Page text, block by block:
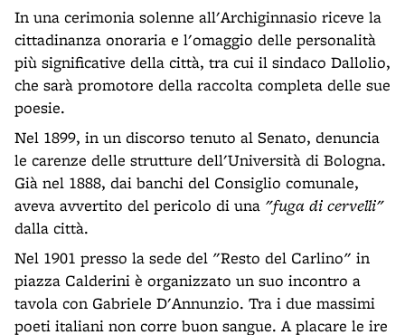
In una cerimonia solenne all'Archiginnasio riceve la
cittadinanza onoraria e l'omaggio delle personalità
più significative della città, tra cui il sindaco Dallolio,
che sarà promotore della raccolta completa delle sue
poesie.
Nel 1899, in un discorso tenuto al Senato, denuncia
le carenze delle strutture dell'Università di Bologna.
Già nel 1888, dai banchi del Consiglio comunale,
aveva avvertito del pericolo di una "fuga di cervelli"
dalla città.
Nel 1901 presso la sede del "Resto del Carlino" in
piazza Calderini è organizzato un suo incontro a
tavola con Gabriele D'Annunzio. Tra i due massimi
poeti italiani non corre buon sangue. A placare le ire